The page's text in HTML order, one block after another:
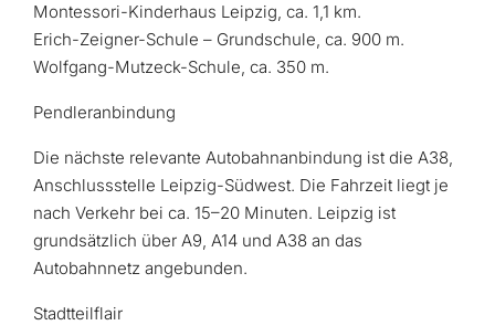
Montessori-Kinderhaus Leipzig, ca. 1,1 km.
Erich-Zeigner-Schule – Grundschule, ca. 900 m.
Wolfgang-Mutzeck-Schule, ca. 350 m.
Pendleranbindung
Die nächste relevante Autobahnanbindung ist die A38,
Anschlussstelle Leipzig-Südwest. Die Fahrzeit liegt je
nach Verkehr bei ca. 15–20 Minuten. Leipzig ist
grundsätzlich über A9, A14 und A38 an das
Autobahnnetz angebunden.
Stadtteilflair